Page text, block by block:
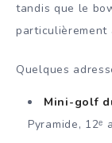
tandis que le
particulièrement
Quelques
Mini-golf
Pyramide, 12ᵉ